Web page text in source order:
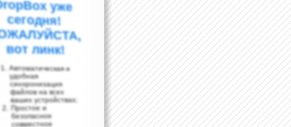
вот линк!
Автоматическая и
удобная
синхронизация
файлов на всех
ваших устройствах;
Простое и
безопасное
совместное